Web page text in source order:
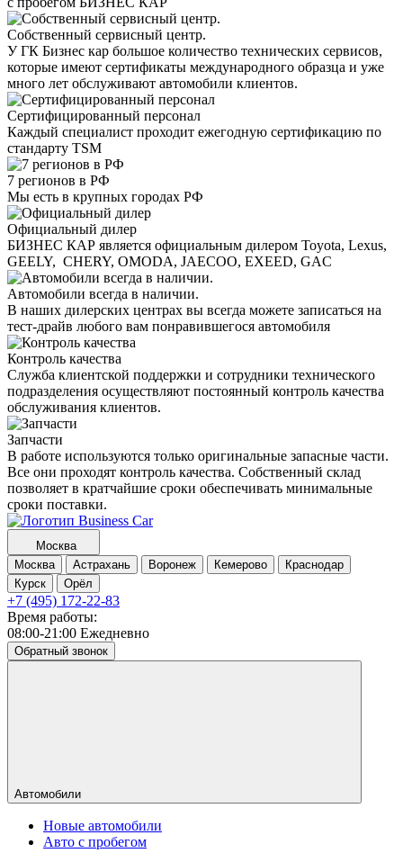
Собственный сервисный центр.
У ГК Бизнес кар большое количество технических сервисов,
которые имеют сертификаты международного образца и уже
много лет обслуживают автомобили клиентов.
Сертифицированный персонал
Каждый специалист проходит ежегодную сертификацию по
стандарту TSM
7 регионов в РФ
Мы есть в крупных городах РФ
Официальный дилер
БИЗНЕС КАР является официальным дилером Toyota, Lexus,
GEELY, CHERY, OMODA, JAECOO, EXEED, GAC
Автомобили всегда в наличии.
В наших дилерских центрах вы всегда можете записаться на
тест-драйв любого вам понравившегося автомобиля
Контроль качества
Служба клиентской поддержки и сотрудники технического
подразделения осуществляют постоянный контроль качества
обслуживания клиентов.
Запчасти
В работе используются только оригинальные запасные части.
Все они проходят контроль качества. Собственный склад
позволяет в кратчайшие сроки обеспечивать минимальные
сроки поставки.
Москва
Москва
Астрахань Воронеж Кемерово
Краснодар
Курск
Орёл
+7 (495) 172-22-83
Время работы:
08:00-21:00 Ежедневно
Обратный звонок
Автомобили
Новые автомобили
Авто с пробегом